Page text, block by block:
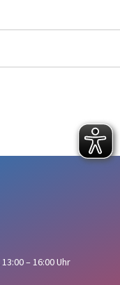
13:00 – 16:00 Uhr